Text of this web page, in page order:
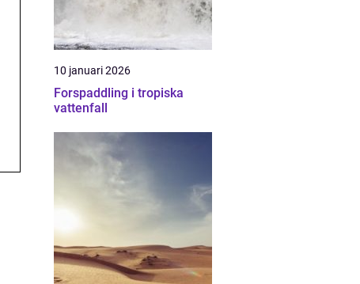
10 januari 2026
Forspaddling i tropiska
vattenfall